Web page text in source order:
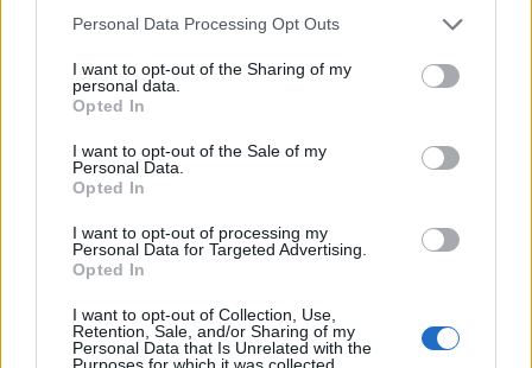
Personal Data Processing Opt Outs
I want to opt-out of the Sharing of my
personal data.
Opted In
I want to opt-out of the Sale of my
Personal Data.
Opted In
I want to opt-out of processing my
Personal Data for Targeted Advertising.
Opted In
I want to opt-out of Collection, Use,
Retention, Sale, and/or Sharing of my
Personal Data that Is Unrelated with the
Purposes for which it was collected.
parlare delle concezioni più drastiche, come
sosteneva che “la guerra non è che la continuazione
della politica con altri mezzi
anno ed abbia potuto o voluto aprire un libro di
storia una qualche idea ha potuto farsela e
certamente sono molti quelli che considerano
genericamente non impossibile una guerra